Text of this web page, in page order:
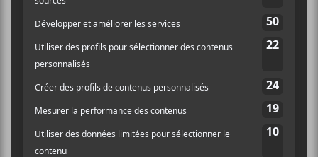
Ouvert au grand public, cet événement familial, et
gratuit, vise à revitaliser les quartiers environnants de
la Plaza Saint-Hubert en contribuant à leur vitalité.
Les périodes de construction, combinées aux effets
encore ressentis de la pandémie, ont eu un impact
considérable sur l’écosystème commercial, social et
culturel de ce lieu emblématique de Montréal.